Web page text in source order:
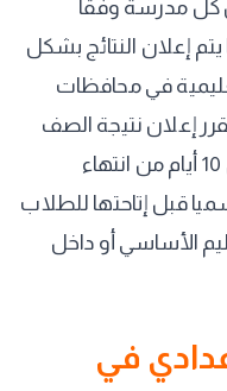
كل مدرسة وفقا
إعلان النتائج بشكل
في محافظات
إعلان نتيجة الصف
الأول الإعدادي خلال مدة تصل إلى 10 أيام من انتهاء
قبل إتاحتها للطلاب
الأساسي أو داخل
في